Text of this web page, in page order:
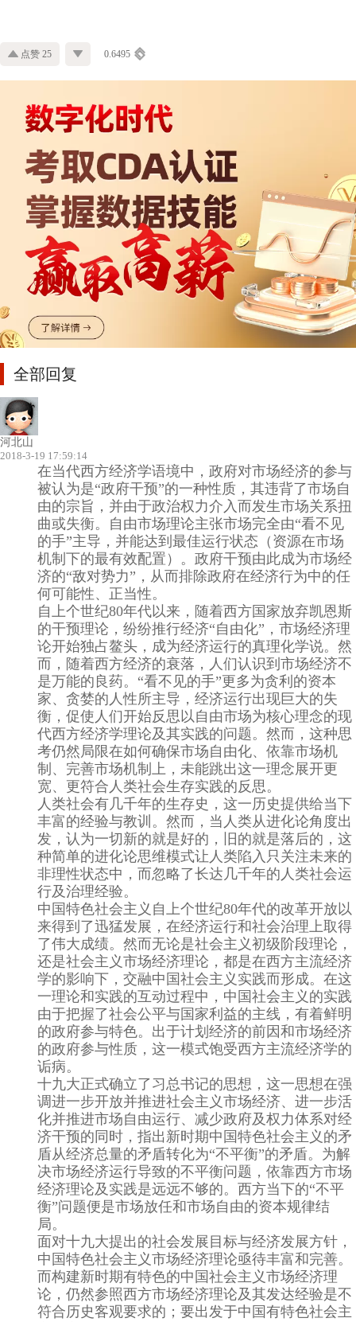
点赞 25 0.6495
全部回复
河北山
2018-3-19 17:59:14
在当代西方经济学语境中，政府对市场经济的参与
被认为是“政府干预”的一种性质，其违背了市场自
由的宗旨，并由于政治权力介入而发生市场关系扭
曲或失衡。自由市场理论主张市场完全由“看不见
的手”主导，并能达到最佳运行状态（资源在市场
机制下的最有效配置）。政府干预由此成为市场经
济的“敌对势力”，从而排除政府在经济行为中的任
何可能性、正当性。
自上个世纪80年代以来，随着西方国家放弃凯恩斯
的干预理论，纷纷推行经济“自由化”，市场经济理
论开始独占鳌头，成为经济运行的真理化学说。然
而，随着西方经济的衰落，人们认识到市场经济不
是万能的良药。“看不见的手”更多为贪利的资本
家、贪婪的人性所主导，经济运行出现巨大的失
衡，促使人们开始反思以自由市场为核心理念的现
代西方经济学理论及其实践的问题。然而，这种思
考仍然局限在如何确保市场自由化、依靠市场机
制、完善市场机制上，未能跳出这一理念展开更
宽、更符合人类社会生存实践的反思。
人类社会有几千年的生存史，这一历史提供给当下
丰富的经验与教训。然而，当人类从进化论角度出
发，认为一切新的就是好的，旧的就是落后的，这
种简单的进化论思维模式让人类陷入只关注未来的
非理性状态中，而忽略了长达几千年的人类社会运
行及治理经验。
中国特色社会主义自上个世纪80年代的改革开放以
来得到了迅猛发展，在经济运行和社会治理上取得
了伟大成绩。然而无论是社会主义初级阶段理论，
还是社会主义市场经济理论，都是在西方主流经济
学的影响下，交融中国社会主义实践而形成。在这
一理论和实践的互动过程中，中国社会主义的实践
由于把握了社会公平与国家利益的主线，有着鲜明
的政府参与特色。出于计划经济的前因和市场经济
的政府参与性质，这一模式饱受西方主流经济学的
诟病。
十九大正式确立了习总书记的思想，这一思想在强
调进一步开放并推进社会主义市场经济、进一步活
化并推进市场自由运行、减少政府及权力体系对经
济干预的同时，指出新时期中国特色社会主义的矛
盾从经济总量的矛盾转化为“不平衡”的矛盾。为解
决市场经济运行导致的不平衡问题，依靠西方市场
经济理论及实践是远远不够的。西方当下的“不平
衡”问题便是市场放任和市场自由的资本规律结
局。
面对十九大提出的社会发展目标与经济发展方针，
中国特色社会主义市场经济理论亟待丰富和完善。
而构建新时期有特色的中国社会主义市场经济理
论，仍然参照西方市场经济理论及其发达经验是不
符合历史客观要求的；要出发于中国有特色社会主